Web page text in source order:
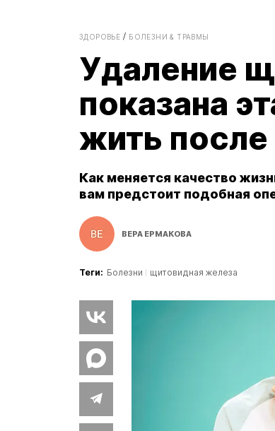
ЗДОРОВЬЕ БОЛЕЗНИ & ТРАВМЫ
Удаление
показана
жить после
Как меняется качество
вам предстоит подобная
ВЕРА ЕРМАКОВА
Теги: Болезни щитовидная железа